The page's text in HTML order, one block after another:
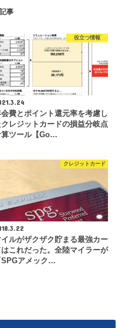
事
役立つ情報
費とポイント還元率を考慮し
レジットカードの損益分岐点
算ツール【Go…
クレジットカード
イルがザクザク貯まる最強カー
はこれだった。全陸マイラーが
SPGアメック…